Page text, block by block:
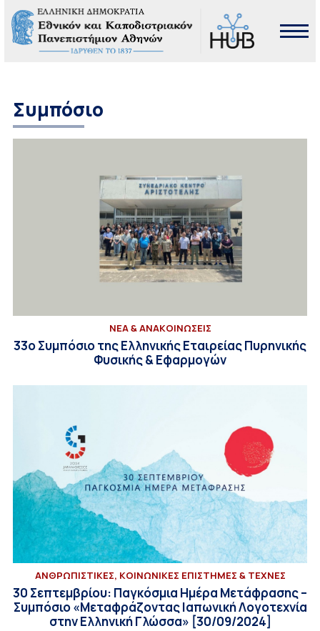
Συμπόσιο
ΝΕΑ & ΑΝΑΚΟΙΝΩΣΕΙΣ
33ο Συμπόσιο της Ελληνικής Εταιρείας Πυρηνικής
Φυσικής & Εφαρμογών
ΑΝΘΡΩΠΙΣΤΙΚΕΣ, ΚΟΙΝΩΝΙΚΕΣ ΕΠΙΣΤΗΜΕΣ & ΤΕΧΝΕΣ
30 Σεπτεμβρίου: Παγκόσμια Ημέρα Μετάφρασης –
Συμπόσιο «Μεταφράζοντας Ιαπωνική Λογοτεχνία
στην Ελληνική Γλώσσα» [30/09/2024]